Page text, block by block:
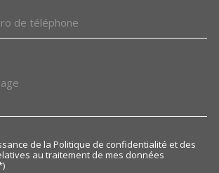
de la Politique de confidentialité et des
au traitement de mes données